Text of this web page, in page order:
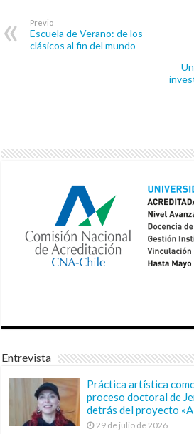
Previo
Escuela de Verano: de los
clásicos al fin del mundo
Entrevista
Práctica artística
proceso doctoral de
detrás del proyecto
29 de julio de 2026